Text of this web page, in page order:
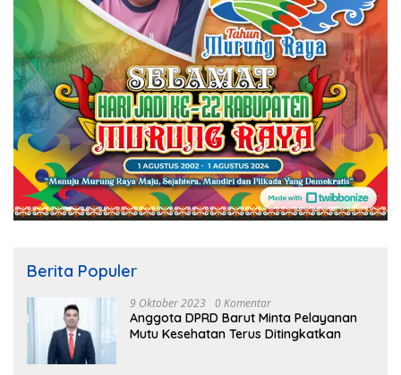
Berita Populer
9 Oktober 2023 0 Komentar
Anggota DPRD Barut Minta Pelayanan
Mutu Kesehatan Terus Ditingkatkan